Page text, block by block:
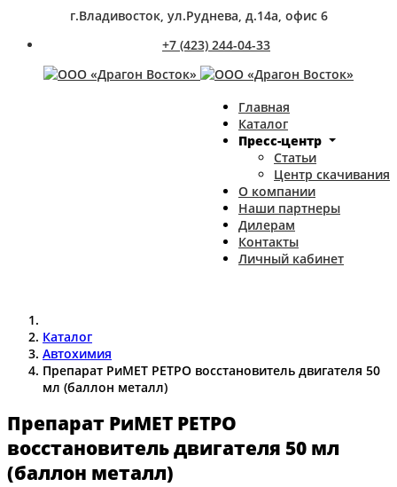
г.Владивосток, ул.Руднева, д.14а, офис 6
+7 (423) 244-04-33
Главная
Каталог
Пресс-центр
Статьи
Центр скачивания
О компании
Наши партнеры
Дилерам
Контакты
Личный кабинет
Каталог
Автохимия
Препарат РиМЕТ РЕТРО восстановитель двигателя 50
мл (баллон металл)
Препарат РиМЕТ РЕТРО
восстановитель двигателя 50 мл
(баллон металл)